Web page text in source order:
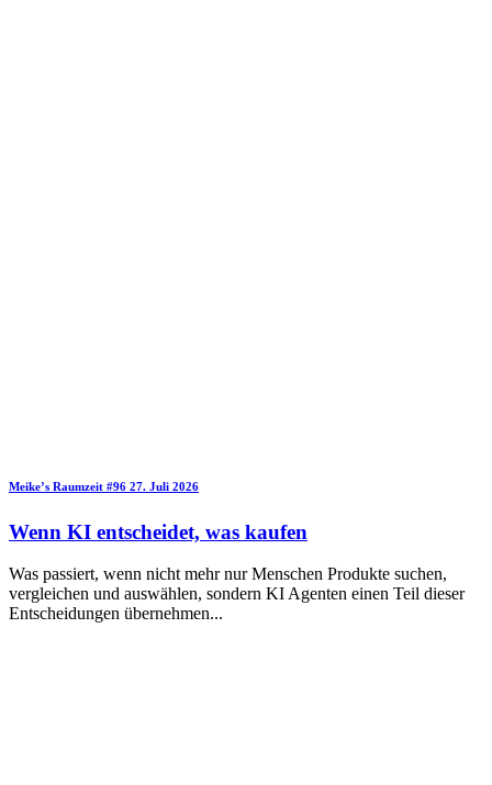
Meike’s Raumzeit #96 27. Juli 2026
Wenn KI entscheidet, was kaufen
Was passiert, wenn nicht mehr nur Menschen Produkte suchen,
vergleichen und auswählen, sondern KI Agenten einen Teil dieser
Entscheidungen übernehmen...